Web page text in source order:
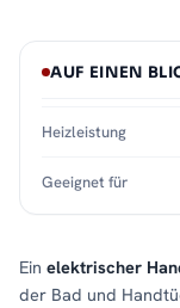
Ein elektrischer
der Bad und
AUF EINEN
Heizleistung
Geeignet für